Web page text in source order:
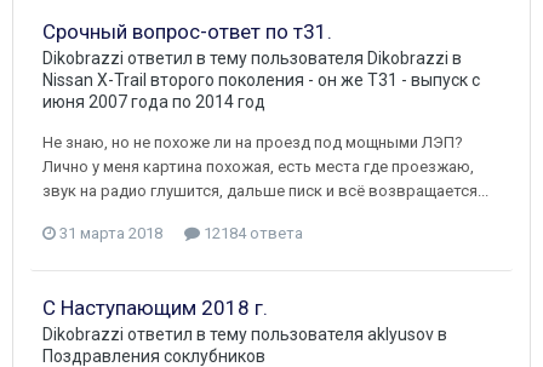
Срочный вопрос-ответ по т31.
Dikobrazzi ответил в тему пользователя Dikobrazzi в
Nissan X-Trail второго поколения - он же Т31 - выпуск с
июня 2007 года по 2014 год
Не знаю, но не похоже ли на проезд под мощными ЛЭП?
Лично у меня картина похожая, есть места где проезжаю,
звук на радио глушится, дальше писк и всё возвращается...
31 марта 2018 12184 ответа
С Наступающим 2018 г.
Dikobrazzi ответил в тему пользователя aklyusovв
Поздравления соклубников